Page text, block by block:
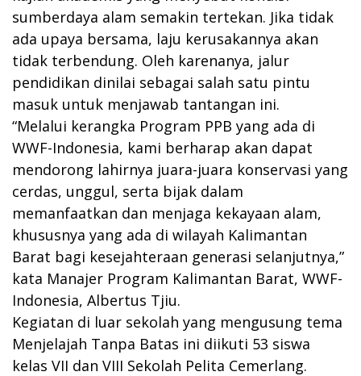
sumberdaya alam semakin tertekan. Jika tidak
ada upaya bersama, laju kerusakannya akan
tidak terbendung. Oleh karenanya, jalur
pendidikan dinilai sebagai salah satu pintu
masuk untuk menjawab tantangan ini.
“Melalui kerangka Program PPB yang ada di
WWF-Indonesia, kami berharap akan dapat
mendorong lahirnya juara-juara konservasi yang
cerdas, unggul, serta bijak dalam
memanfaatkan dan menjaga kekayaan alam,
khususnya yang ada di wilayah Kalimantan
Barat bagi kesejahteraan generasi selanjutnya,”
kata Manajer Program Kalimantan Barat, WWF-
Indonesia, Albertus Tjiu.
Kegiatan di luar sekolah yang mengusung tema
Menjelajah Tanpa Batas ini diikuti 53 siswa
kelas VII dan VIII Sekolah Pelita Cemerlang.